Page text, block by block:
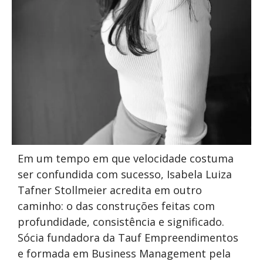
Em um tempo em que velocidade costuma
ser confundida com sucesso, Isabela Luiza
Tafner Stollmeier acredita em outro
caminho: o das construções feitas com
profundidade, consistência e significado.
Sócia fundadora da Tauf Empreendimentos
e formada em Business Management pela